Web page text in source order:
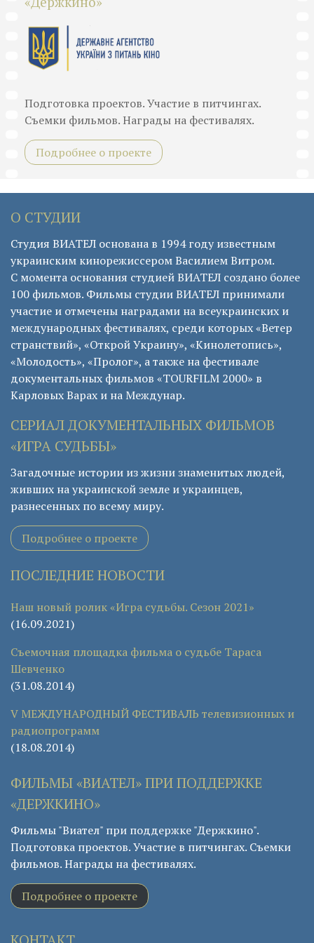
Подготовка проектов. Участие в питчингах.
Съемки фильмов. Награды на фестивалях.
Подробнее о проекте
О СТУДИИ
Студия ВИАТЕЛ основана в 1994 году известным
украинским кинорежиссером Василием Витром.
С момента основания студией ВИАТЕЛ создано более
100 фильмов. Фильмы студии ВИАТЕЛ принимали
участие и отмечены наградами на всеукраинских и
международных фестивалях, среди которых «Ветер
странствий», «Открой Украину», «Кинолетопись»,
«Молодость», «Пролог», а также на фестивале
документальных фильмов «TOURFILM 2000» в
Карловых Варах и на Междунар.
СЕРИАЛ ДОКУМЕНТАЛЬНЫХ ФИЛЬМОВ
«ИГРА СУДЬБЫ»
Загадочные истории из жизни знаменитых людей,
живших на украинской земле и украинцев,
разнесенных по всему миру.
Подробнее о проекте
ПОСЛЕДНИЕ НОВОСТИ
Наш новый ролик «Игра судьбы. Сезон 2021»
(16.09.2021)
Съемочная площадка фильма о судьбе Тараса
Шевченко
(31.08.2014)
V МЕЖДУНАРОДНЫЙ ФЕСТИВАЛЬ телевизионных и
радиопрограмм
(18.08.2014)
ФИЛЬМЫ «ВИАТЕЛ» ПРИ ПОДДЕРЖКЕ
«ДЕРЖКИНО»
Фильмы "Виател" при поддержке "Держкино".
Подготовка проектов. Участие в питчингах. Съемки
фильмов. Награды на фестивалях.
Подробнее о проекте